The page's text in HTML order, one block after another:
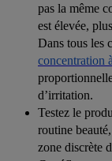
pas la même
est élevée,
Dans tous les
concentration
d’irritation.
Testez le
routine
zone discrète